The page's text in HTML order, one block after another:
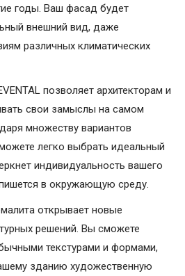
годы. Ваш фасад будет
внешний вид, даже
различных климатических
позволяет архитекторам и
свои замыслы на самом
множеству вариантов
легко выбрать идеальный
индивидуальность вашего
в окружающую среду.
открывает новые
решений. Вы сможете
текстурами и формами,
зданию художественную